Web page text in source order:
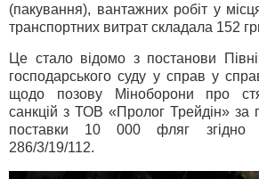
(пакування), вантажних робіт у
транспортних витрат складала 152
Це стало відомо з постанови
господарського суду у справ у
щодо позову Міноборони про
санкцій з ТОВ «Пролог Трейдін» за
поставки 10 000 фляг
286/3/19/112.